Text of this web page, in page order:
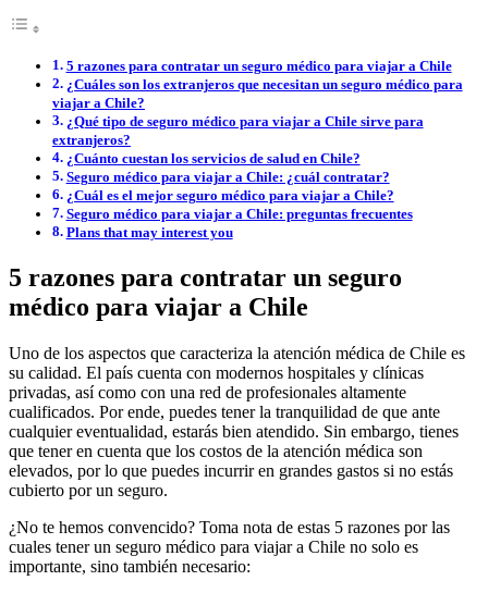
5 razones para contratar un seguro médico para viajar a Chile
¿Cuáles son los extranjeros que necesitan un seguro médico para
viajar a Chile?
¿Qué tipo de seguro médico para viajar a Chile sirve para
extranjeros?
¿Cuánto cuestan los servicios de salud en Chile?
Seguro médico para viajar a Chile: ¿cuál contratar?
¿Cuál es el mejor seguro médico para viajar a Chile?
Seguro médico para viajar a Chile: preguntas frecuentes
Plans that may interest you
5 razones para contratar un seguro
médico para viajar a Chile
Uno de los aspectos que caracteriza la atención médica de Chile es
su calidad. El país cuenta con modernos hospitales y clínicas
privadas, así como con una red de profesionales altamente
cualificados. Por ende, puedes tener la tranquilidad de que ante
cualquier eventualidad, estarás bien atendido. Sin embargo, tienes
que tener en cuenta que los costos de la atención médica son
elevados, por lo que puedes incurrir en grandes gastos si no estás
cubierto por un seguro.
¿No te hemos convencido? Toma nota de estas 5 razones por las
cuales tener un seguro médico para viajar a Chile no solo es
importante, sino también necesario: